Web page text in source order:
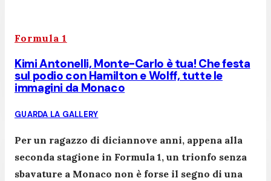
Formula 1
Kimi Antonelli, Monte-Carlo è tua! Che festa
sul podio con Hamilton e Wolff, tutte le
immagini da Monaco
GUARDA LA GALLERY
Per un ragazzo di diciannove anni, appena alla
seconda stagione in Formula 1, un trionfo senza
sbavature a Monaco non è forse il segno di una